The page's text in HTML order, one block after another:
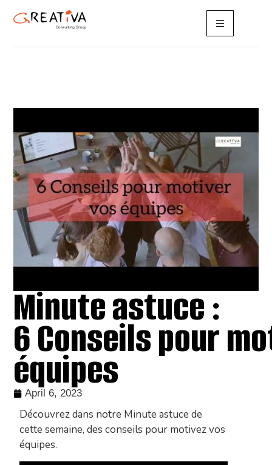
Minute astuce :
6 Conseils pour
équipes
April 6, 2023
Découvrez dans notre Minute astuce de
cette semaine, des conseils pour motivez vos
équipes.